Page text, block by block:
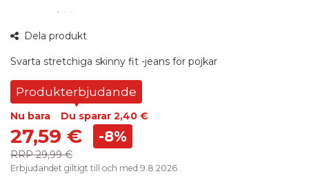
Dela produkt
Svarta stretchiga skinny fit -jeans för pojkar
Produkterbjudande
Nu bara Du sparar 2,40 €
27,59 €
RRP 29,99 €
-8%
Erbjudandet giltigt till och med 9.8.2026 .